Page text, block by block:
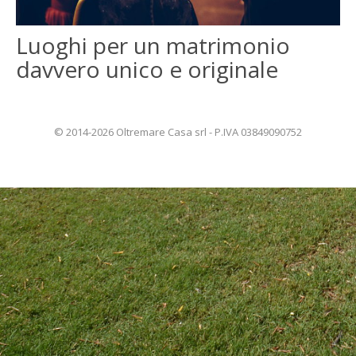
FRANÇAIS
Luoghi per un matrimonio
davvero unico e originale
© 2014-2026 Oltremare Casa srl - P.IVA 03849090752